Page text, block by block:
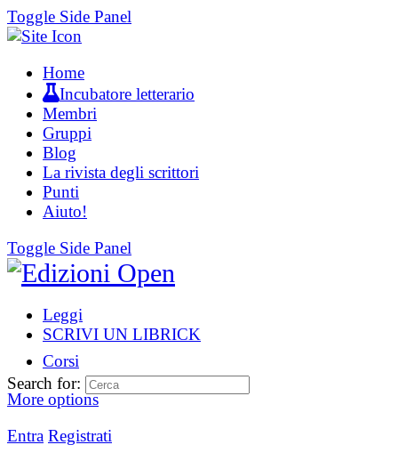
Toggle Side Panel
Home
Incubatore letterario
Membri
Gruppi
Blog
La rivista degli scrittori
Punti
Aiuto!
Toggle Side Panel
Leggi
SCRIVI UN LIBRICK
Corsi
More options
Entra Registrati
Search for: